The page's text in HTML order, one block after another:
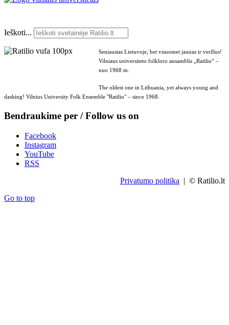
Ieškoti...
Seniausias Lietuvoje, bet visuomet jaunas ir veržlus!
Vilniaus universiteto folkloro ansamblis „Ratilio“ –
nuo 1968 m.
The oldest one in Lithuania, yet always young and
dashing! Vilnius University Folk Ensemble "Ratilio" – since 1968.
Bendraukime per / Follow us on
Facebook
Instagram
YouTube
RSS
Privatumo politika | © Ratilio.lt
Go to top